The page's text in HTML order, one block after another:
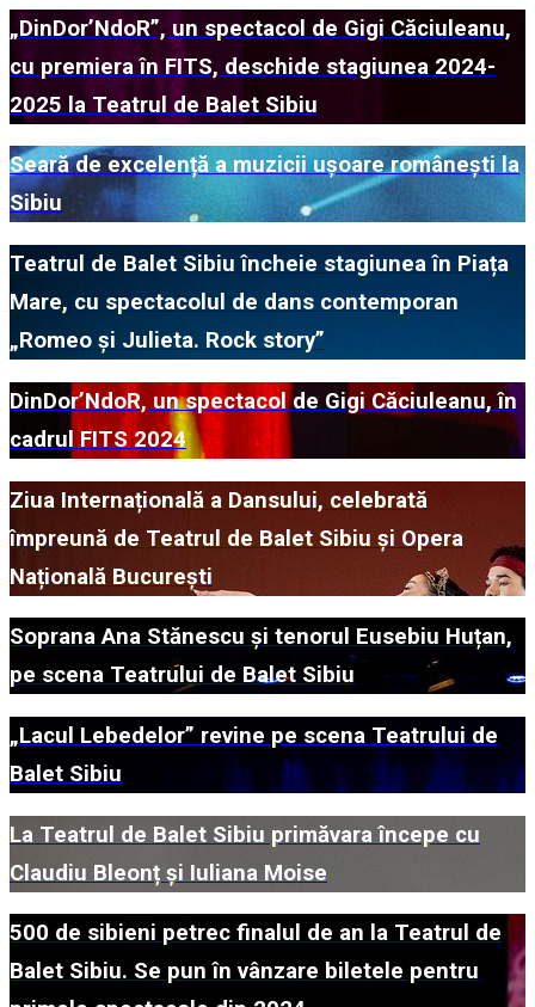
„DinDor’NdoR”, un spectacol de Gigi Căciuleanu,
cu premiera în FITS, deschide stagiunea 2024-
2025 la Teatrul de Balet Sibiu
Seară de excelență a muzicii ușoare românești la
Sibiu
Teatrul de Balet Sibiu încheie stagiunea în Piața
Mare, cu spectacolul de dans contemporan
„Romeo și Julieta. Rock story”
DinDor’NdoR, un spectacol de Gigi Căciuleanu, în
cadrul FITS 2024
Ziua Internațională a Dansului, celebrată
împreună de Teatrul de Balet Sibiu și Opera
Națională București
Soprana Ana Stănescu și tenorul Eusebiu Huțan,
pe scena Teatrului de Balet Sibiu
„Lacul Lebedelor” revine pe scena Teatrului de
Balet Sibiu
La Teatrul de Balet Sibiu primăvara începe cu
Claudiu Bleonț și Iuliana Moise
500 de sibieni petrec finalul de an la Teatrul de
Balet Sibiu. Se pun în vânzare biletele pentru